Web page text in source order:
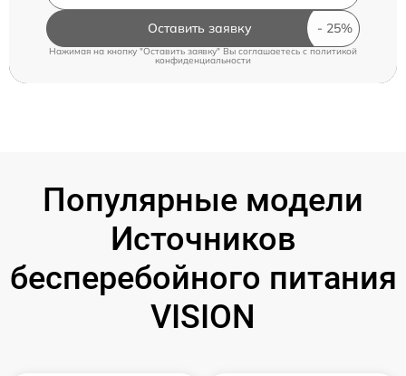
Оставить заявку
Нажимая на кнопку "Оставить заявку" Вы соглашаетесь cполитикой
конфиденциальности
Популярные модели
Источников
бесперебойного питания
VISION